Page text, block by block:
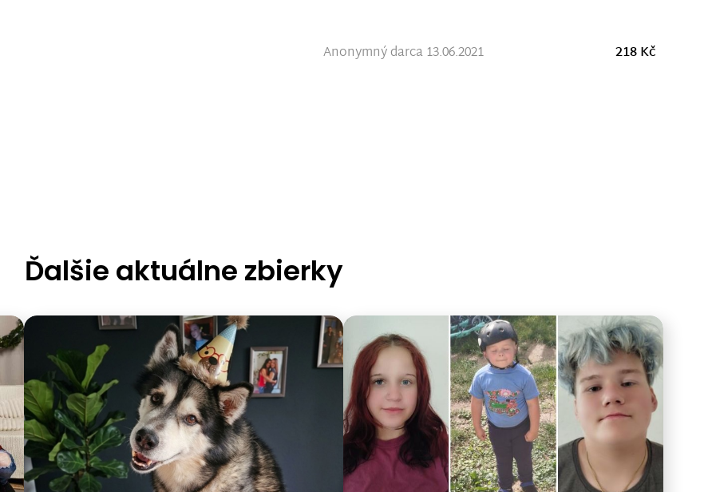
Anonymný darca 13.06.2021 218 Kč
Ďalšie aktuálne zbierky